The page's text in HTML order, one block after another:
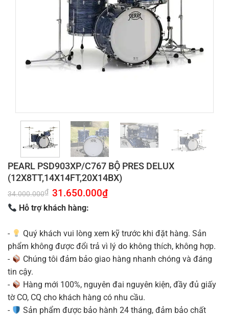
PEARL PSD903XP/C767 BỘ PRES DELUX
(12X8TT,14X14FT,20X14BX)
34.000.000₫ Giá
gốc
là:
34.000.000₫.
31.650.000₫Giá
Hỗ trợ khách hàng:
-
Quý khách vui lòng xem kỹ trước khi đặt hàng. Sản
phẩm không được đổi trả vì lý do không thích, không hợp.
-
Chúng tôi đảm bảo giao hàng nhanh chóng và đáng
tin cậy.
-
Hàng mới 100%, nguyên đai nguyên kiện, đầy đủ giấy
tờ CO, CQ cho khách hàng có nhu cầu.
-
Sản phẩm được bảo hành 24 tháng, đảm bảo chất